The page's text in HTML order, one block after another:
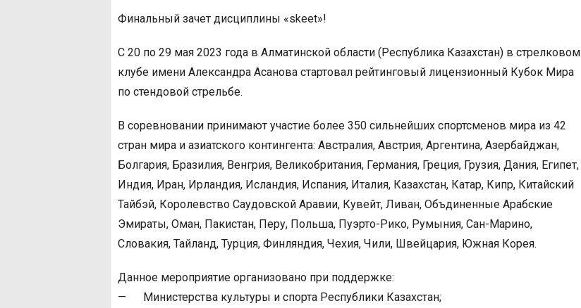
Финальный зачет дисциплины «skeet»!
С 20 по 29 мая 2023 года в Алматинской области (Республика Казахстан) в стрелковом
клубе имени Александра Асанова стартовал рейтинговый лицензионный Кубок Мира
по стендовой стрельбе.
В соревновании принимают участие более 350 сильнейших спортсменов мира из 42
стран мира и азиатского контингента: Австралия, Австрия, Аргентина, Азербайджан,
Болгария, Бразилия, Венгрия, Великобритания, Германия, Греция, Грузия, Дания, Египет,
Индия, Иран, Ирландия, Исландия, Испания, Италия, Казахстан, Катар, Кипр, Китайский
Тайбэй, Королевство Саудовской Аравии, Кувейт, Ливан, Объдиненные Арабские
Эмираты, Оман, Пакистан, Перу, Польша, Пуэрто-Рико, Румыния, Сан-Марино,
Словакия, Тайланд, Турция, Финляндия, Чехия, Чили, Швейцария, Южная Корея.
Данное мероприятие организовано при поддержке:
— Министерства культуры и спорта Республики Казахстан;